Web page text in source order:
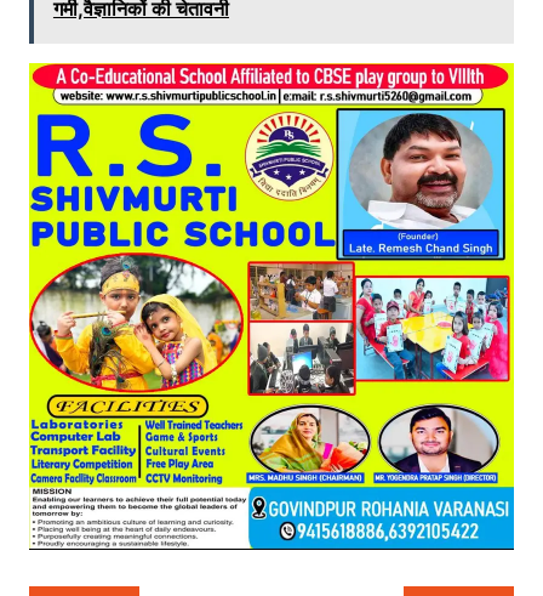
गर्मी,वैज्ञानिकों की चेतावनी